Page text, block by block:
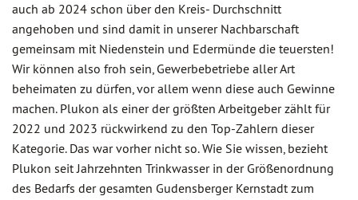
auch ab 2024 schon über den Kreis- Durchschnitt
angehoben und sind damit in unserer Nachbarschaft
gemeinsam mit Niedenstein und Edermünde die teuersten!
Wir können also froh sein, Gewerbebetriebe aller Art
beheimaten zu dürfen, vor allem wenn diese auch Gewinne
machen. Plukon als einer der größten Arbeitgeber zählt für
2022 und 2023 rückwirkend zu den Top-Zahlern dieser
Kategorie. Das war vorher nicht so. Wie Sie wissen, bezieht
Plukon seit Jahrzehnten Trinkwasser in der Größenordnung
des Bedarfs der gesamten Gudensberger Kernstadt zum